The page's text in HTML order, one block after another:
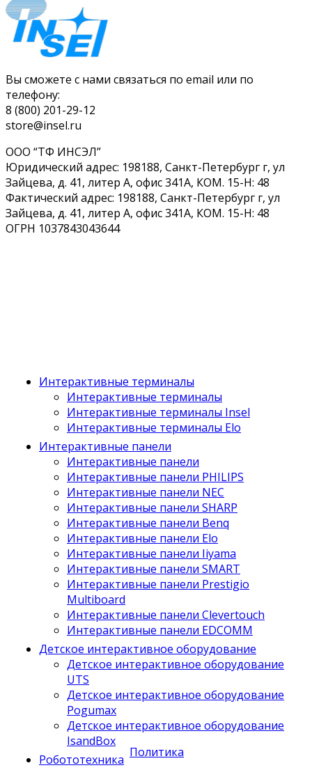
Вы сможете с нами связаться по email или по
телефону:
8 (800) 201-29-12
store@insel.ru
ООО “ТФ ИНСЭЛ”
Юридический адрес: 198188, Санкт-Петербург г, ул
Зайцева, д. 41, литер А, офис 341А, КОМ. 15-Н: 48
Фактический адрес: 198188, Санкт-Петербург г, ул
Зайцева, д. 41, литер А, офис 341А, КОМ. 15-Н: 48
ОГРН 1037843043644
Интерактивные терминалы
Интерактивные терминалы
Интерактивные терминалы Insel
Интерактивные терминалы Elo
Интерактивные панели
Интерактивные панели
Интерактивные панели PHILIPS
Интерактивные панели NEC
Интерактивные панели SHARP
Интерактивные панели Benq
Интерактивные панели Elo
Интерактивные панели Iiyama
Интерактивные панели SMART
Интерактивные панели Prestigio
Multiboard
Интерактивные панели Clevertouch
Интерактивные панели EDCOMM
Детское интерактивное оборудование
Детское интерактивное оборудование
UTS
Детское интерактивное оборудование
Pogumax
Детское интерактивное оборудование
IsandBox
Робототехника Политика